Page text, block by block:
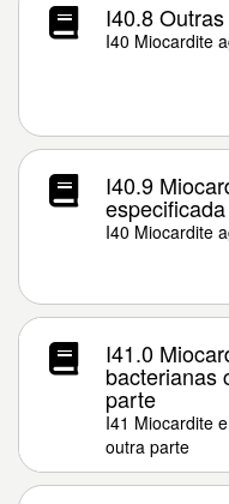
I40.8
I40 Miocardite
I40.9
especificada
I40 Miocardite
I41.0
bacterianas
parte
I41 Miocardite
outra parte